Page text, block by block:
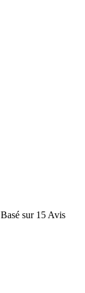
Basé sur 15 Avis